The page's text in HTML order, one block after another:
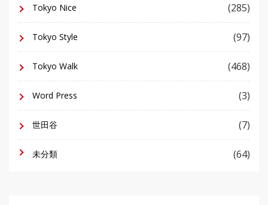
Tokyo Nice (285)
Tokyo Style (97)
Tokyo Walk (468)
Word Press (3)
世田谷 (7)
未分類 (64)